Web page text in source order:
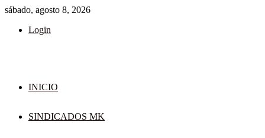
sábado, agosto 8, 2026
Login
INICIO
SINDICADOS MK